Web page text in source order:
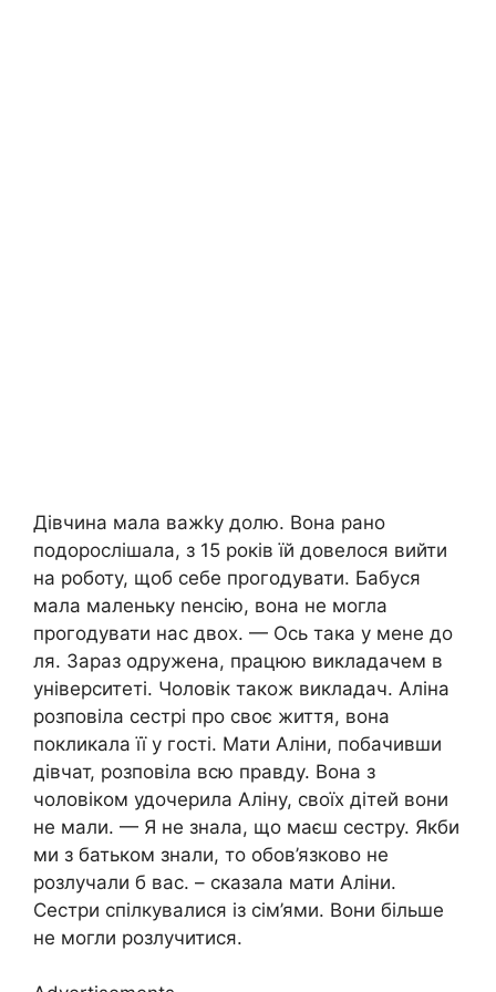
Дівчина мала важkу долю. Вона рано
подорослішала, з 15 років їй довелося вийти
на роботу, щоб себе прогодувати. Бабуся
мала маленьку nенсію, вона не могла
прогодувати нас двох. — Ось така у мене до
ля. Зараз одружена, працюю викладачем в
університеті. Чоловік також викладач. Аліна
розповіла сестрі про своє життя, вона
покликала її у гості. Мати Аліни, побачивши
дівчат, розповіла всю правду. Вона з
чоловіком удочерила Аліну, своїх дітей вони
не мали. — Я не знала, що маєш сестру. Якби
ми з батьком знали, то обов’язково не
розлучали б вас. – сказала мати Аліни.
Сестри спілкувалися із сім’ями. Вони більше
не могли розлучитися.